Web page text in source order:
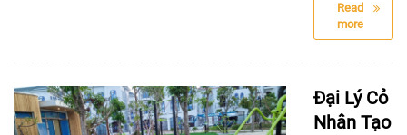
Read
more
Đại Lý Cỏ
Nhân Tạo